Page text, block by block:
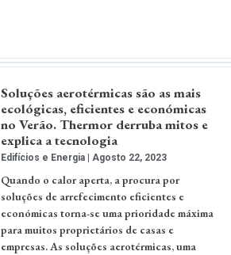
Soluções aerotérmicas são as mais
ecológicas, eficientes e económicas
no Verão. Thermor derruba mitos e
explica a tecnologia
Edifícios e Energia Agosto 22, 2023
Quando o calor aperta, a procura por
soluções de arrefecimento eficientes e
económicas torna-se uma prioridade máxima
para muitos proprietários de casas e
empresas. As soluções aerotérmicas, uma